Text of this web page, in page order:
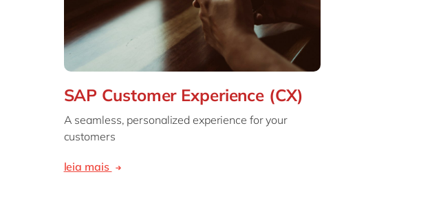
SAP Customer Experience (CX)
A seamless, personalized experience for your
customers
leia mais